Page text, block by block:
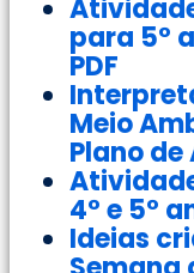
para 5°
PDF
Meio
Plano de
4° e 5°
Ideias